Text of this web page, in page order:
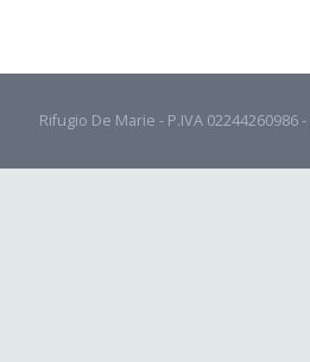
Rifugio De Marie - P.IVA